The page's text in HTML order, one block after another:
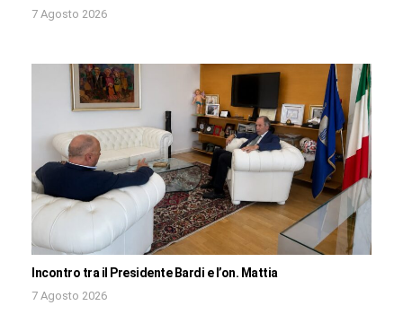
7 Agosto 2026
Incontro tra il Presidente Bardi e l’on. Mattia
7 Agosto 2026